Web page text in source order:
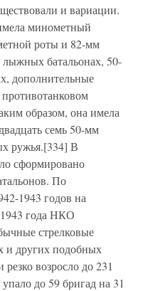
и вариации.
минометный
роты и 82-мм
батальонах, 50-
дополнительные
образом, она имела
семь 50-мм
ружья.[334] В
сформировано
По
1943 годов на
года НКО
стрелковые
и других подобных
возросло до 231
до 59 бригад на 31